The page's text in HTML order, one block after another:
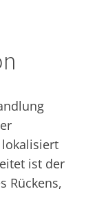
lokalisiert
ist der
Rückens,